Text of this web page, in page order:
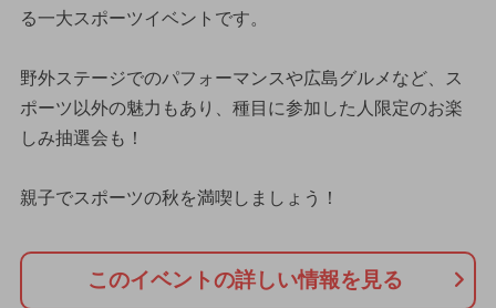
る一大スポーツイベントです。
野外ステージでのパフォーマンスや広島グルメなど、ス
ポーツ以外の魅力もあり、種目に参加した人限定のお楽
しみ抽選会も！
親子でスポーツの秋を満喫しましょう！
このイベントの詳しい情報を見る